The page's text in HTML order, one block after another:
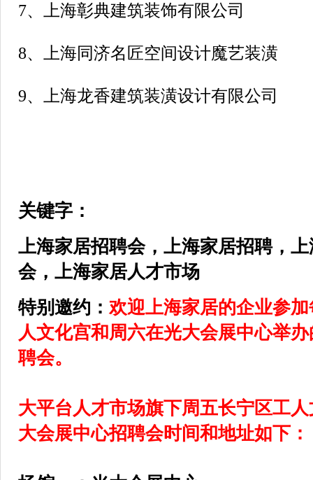
7、上海彰典建筑装饰有限公司
8、上海同济名匠空间设计魔艺装潢
9、上海龙香建筑装潢设计有限公司
关键字：
上海家居招聘会，上海家居招聘，
会，上海家居人才市场
特别邀约： 欢迎上海家居的企业参
人文化宫和周六在光大会展中心举
聘会。
大平台人才市场旗下周五长宁区工
大会展中心招聘会时间和地址如下：